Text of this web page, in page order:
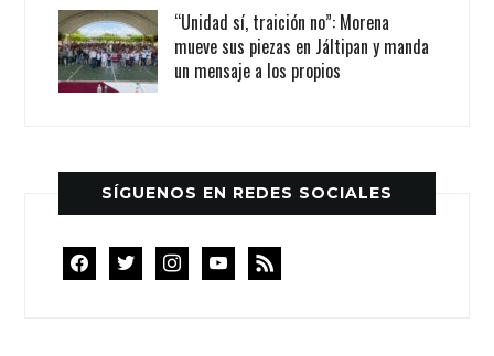
“Unidad sí, traición no”: Morena
mueve sus piezas en Jáltipan y manda
un mensaje a los propios
SÍGUENOS EN REDES SOCIALES
facebooktwitterinstagramyoutube
rss